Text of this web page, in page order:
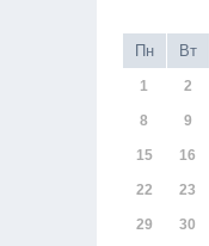
Пн
Вт
1 2
8 9
15 16
22 23
29 30